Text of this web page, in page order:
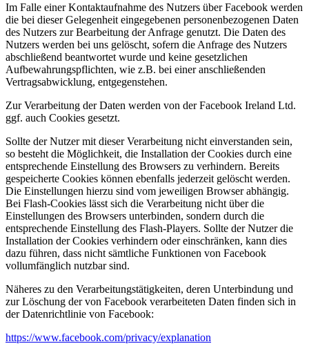
Im Falle einer Kontaktaufnahme des Nutzers über Facebook werden
die bei dieser Gelegenheit eingegebenen personenbezogenen Daten
des Nutzers zur Bearbeitung der Anfrage genutzt. Die Daten des
Nutzers werden bei uns gelöscht, sofern die Anfrage des Nutzers
abschließend beantwortet wurde und keine gesetzlichen
Aufbewahrungspflichten, wie z.B. bei einer anschließenden
Vertragsabwicklung, entgegenstehen.
Zur Verarbeitung der Daten werden von der Facebook Ireland Ltd.
ggf. auch Cookies gesetzt.
Sollte der Nutzer mit dieser Verarbeitung nicht einverstanden sein,
so besteht die Möglichkeit, die Installation der Cookies durch eine
entsprechende Einstellung des Browsers zu verhindern. Bereits
gespeicherte Cookies können ebenfalls jederzeit gelöscht werden.
Die Einstellungen hierzu sind vom jeweiligen Browser abhängig.
Bei Flash-Cookies lässt sich die Verarbeitung nicht über die
Einstellungen des Browsers unterbinden, sondern durch die
entsprechende Einstellung des Flash-Players. Sollte der Nutzer die
Installation der Cookies verhindern oder einschränken, kann dies
dazu führen, dass nicht sämtliche Funktionen von Facebook
vollumfänglich nutzbar sind.
Näheres zu den Verarbeitungstätigkeiten, deren Unterbindung und
zur Löschung der von Facebook verarbeiteten Daten finden sich in
der Datenrichtlinie von Facebook:
https://www.facebook.com/privacy/explanation